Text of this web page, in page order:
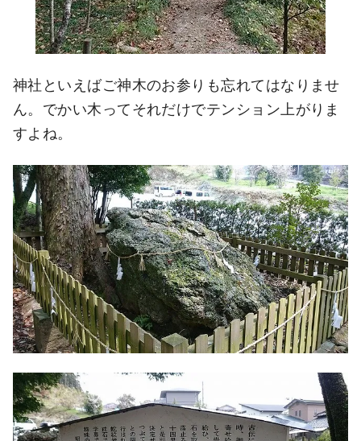
神社といえばご神木のお参りも忘れてはなりませ
ん。でかい木ってそれだけでテンション上がりま
すよね。